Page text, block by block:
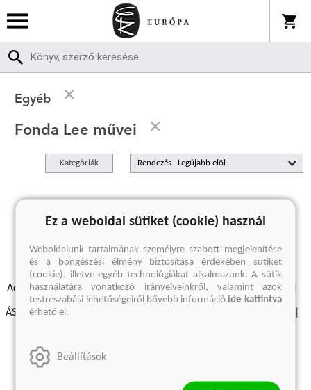
Egyéb
Fonda Lee művei
Kategóriák Rendezés
A keresett kifejezésre nincs találat
Adatvédelmi szabályzatok Elállási felmondási nyilatkozat
ÁSZF - Vásárlási feltételek
Szállítási információk
Ez a weboldal sütiket (cookie) használ
Weboldalunk tartalmának személyre szabott megjelenítése
és a böngészési élmény biztosítása érdekében sütiket
(cookie), illetve egyéb technológiákat alkalmazunk. A sütik
használatára vonatkozó irányelveinkről, valamint azok
testreszabási lehetőségeiről bővebb információide kattintva
érhető el.
Beállítások